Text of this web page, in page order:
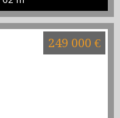
rangements, une cave et
Aucun travaux à prévoir,
249 000 €